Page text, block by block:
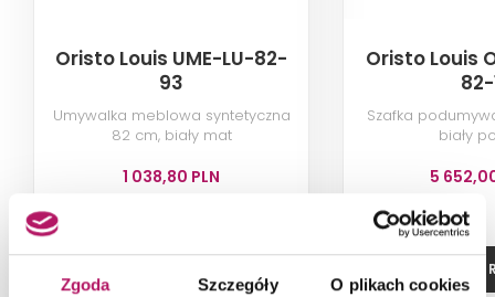
Zgoda Szczegóły O plikach cookies
Oristo Louis UME-LU-82-
93
Umywalka meblowa syntetyczna
82 cm, biały mat
1 038,80 PLN
Oristo Louis
82-
Szafka
biały
5
ZOBACZ